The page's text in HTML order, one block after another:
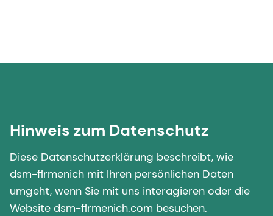
Hinweis zum Datenschutz
Diese Datenschutzerklärung beschreibt, wie
dsm-firmenich mit Ihren persönlichen Daten
umgeht, wenn Sie mit uns interagieren oder die
Website dsm-firmenich.com besuchen.